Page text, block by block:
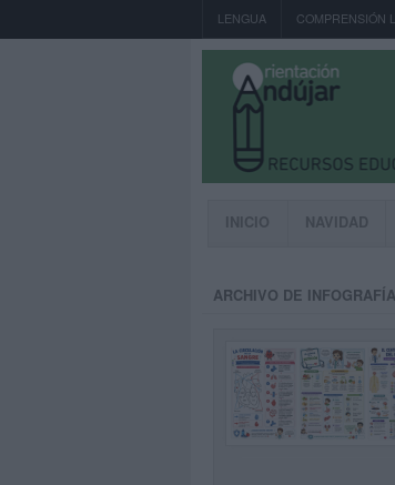
LENGUA COMPRENSIÓN
INICIO NAVIDAD
ARCHIVO DE